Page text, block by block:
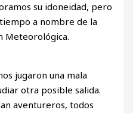
su idoneidad, pero
a nombre de la
Meteorológica.
jugaron una mala
otra posible salida.
aventureros, todos